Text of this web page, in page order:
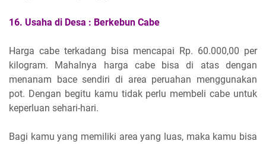
16. Usaha di Desa : Berkebun Cabe
Harga cabe terkadang bisa mencapai Rp. 60.000,00 per
kilogram. Mahalnya harga cabe bisa di atas dengan
menanam bace sendiri di area peruahan menggunakan
pot. Dengan begitu kamu tidak perlu membeli cabe untuk
keperluan sehari-hari.
Bagi kamu yang memiliki area yang luas, maka kamu bisa